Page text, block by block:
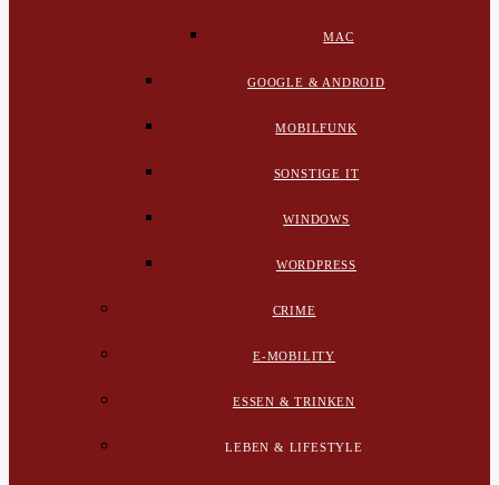
MAC
GOOGLE & ANDROID
MOBILFUNK
SONSTIGE IT
WINDOWS
WORDPRESS
CRIME
E-MOBILITY
ESSEN & TRINKEN
LEBEN & LIFESTYLE